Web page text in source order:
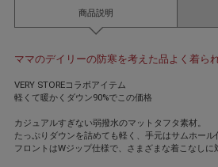
商品説明
ママのデイリーの防寒を考えた品よく着ら
VERY STOREコラボアイテム
軽くて暖かくダウン90%でこの価格
カジュアルすぎない弱撥水のマットタフタ素材。
たっぷりダウンを詰めても軽く、手元はサムホール
フロントはWジップ仕様で、さまざまな着こなしに